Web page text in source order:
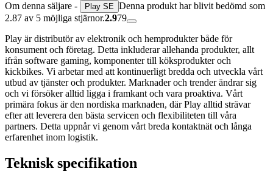
Om denna säljare - Play SE Denna produkt har blivit bedömd som
2.87 av 5 möjliga stjärnor.2.979
Play är distributör av elektronik och hemprodukter både för
konsument och företag. Detta inkluderar allehanda produkter, allt
ifrån software gaming, komponenter till köksprodukter och
kickbikes. Vi arbetar med att kontinuerligt bredda och utveckla vårt
utbud av tjänster och produkter. Marknader och trender ändrar sig
och vi försöker alltid ligga i framkant och vara proaktiva. Vårt
primära fokus är den nordiska marknaden, där Play alltid strävar
efter att leverera den bästa servicen och flexibiliteten till våra
partners. Detta uppnår vi genom vårt breda kontaktnät och långa
erfarenhet inom logistik.
Teknisk specifikation